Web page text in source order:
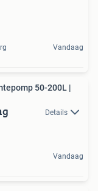
Vandaag
50-200L |
Details
Vandaag